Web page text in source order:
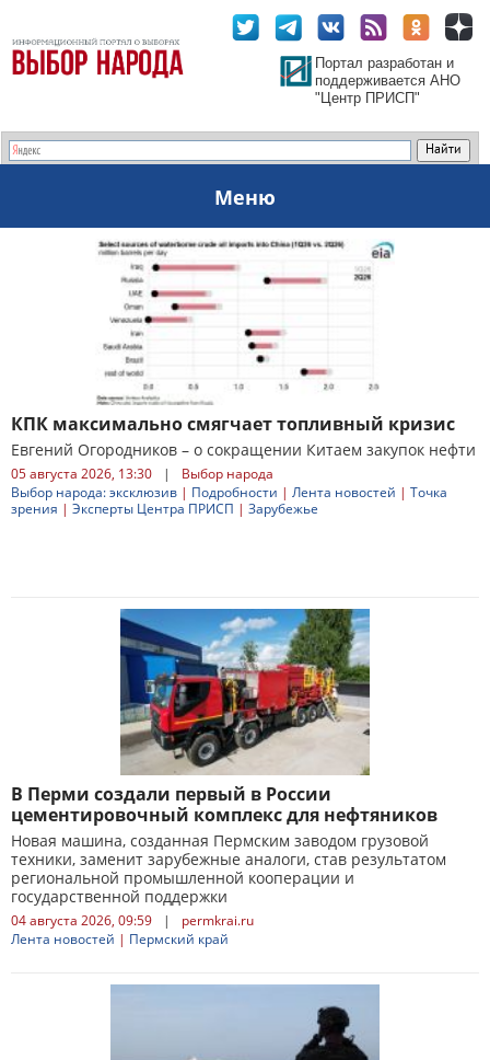
Портал разработан и
поддерживается АНО
"Центр ПРИСП"
Меню
КПК максимально смягчает топливный кризис
Евгений Огородников – о сокращении Китаем закупок нефти
05 августа 2026, 13:30 |
Выбор народа
Выбор народа: эксклюзив | Подробности | Лента новостей | Точка
зрения | Эксперты Центра ПРИСП | Зарубежье
В Перми создали первый в России
цементировочный комплекс для нефтяников
Новая машина, созданная Пермским заводом грузовой
техники, заменит зарубежные аналоги, став результатом
региональной промышленной кооперации и
государственной поддержки
04 августа 2026, 09:59 |
permkrai.ru
Лента новостей | Пермский край